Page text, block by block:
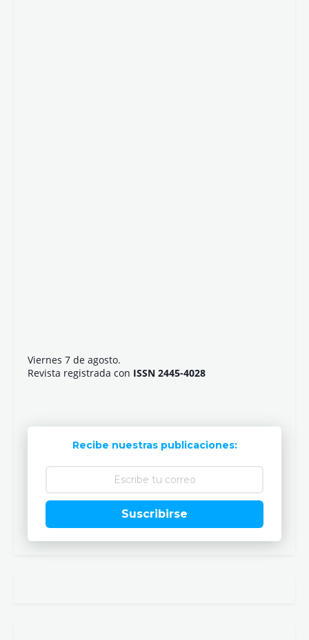
Viernes 7 de agosto.
Revista registrada con ISSN 2445-4028
Recibe nuestras publicaciones:
Suscribirse